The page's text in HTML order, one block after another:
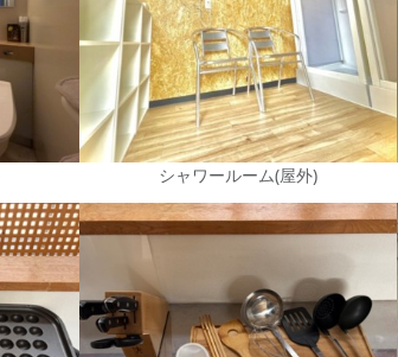
シャワールーム(屋外)